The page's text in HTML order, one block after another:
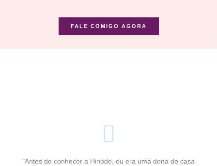
FALE COMIGO AGORA
"Antes de conhecer a Hinode, eu era uma dona de casa